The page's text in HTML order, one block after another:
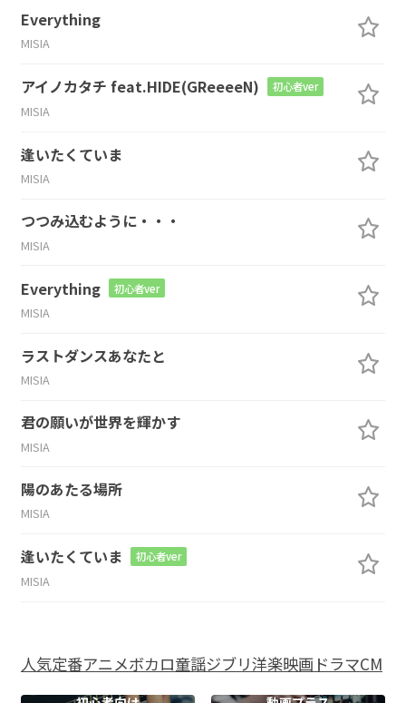
Everything
MISIA
アイノカタチ feat.HIDE(GReeeeN) 初心者ver
MISIA
逢いたくていま
MISIA
つつみ込むように・・・
MISIA
Everything 初心者ver
MISIA
ラストダンスあなたと
MISIA
君の願いが世界を輝かす
MISIA
陽のあたる場所
MISIA
逢いたくていま 初心者ver
MISIA
人気定番アニメボカロ童謡ジブリ洋楽映画ドラマCM